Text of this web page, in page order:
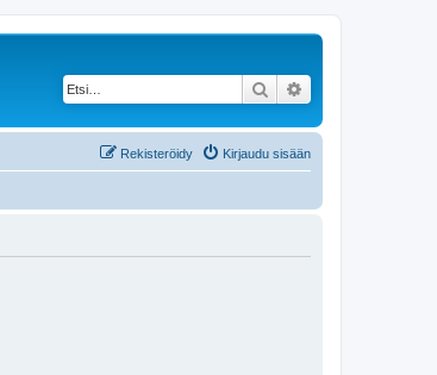
Etsi
Kirjaudu sisään
Rekisteröidy